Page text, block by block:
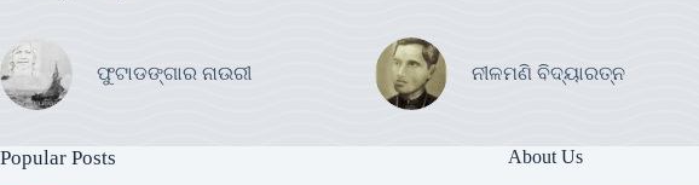
ଫୁଟାଡଙ୍ଗାର ନାଉରୀ ନୀଳମଣି ବିଦ୍ୟାରତ୍ନ
Popular Posts
About Us